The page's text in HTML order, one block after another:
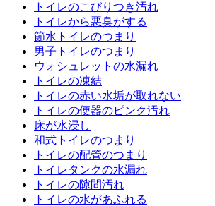
トイレのこびりつき汚れ
トイレから悪臭がする
節水トイレのつまり
男子トイレのつまり
ウォシュレットの水漏れ
トイレの凍結
トイレの赤い水垢が取れない
トイレの便器のピンク汚れ
床が水浸し
和式トイレのつまり
トイレの配管のつまり
トイレタンクの水漏れ
トイレの隙間汚れ
トイレの水があふれる